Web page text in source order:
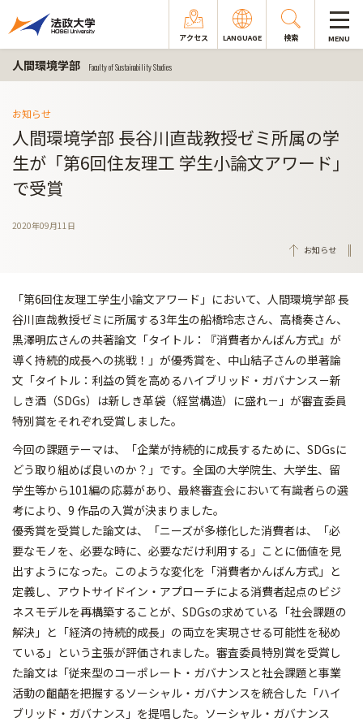
アクセス LANGUAGE 検索 MENU
人間環境学部 Faculty of Sustainability Studies
お知らせ
人間環境学部 長谷川直哉教授ゼミ所属の学
生が「第6回住友理工 学生小論文アワード」
で受賞
2020年09月11日
お知らせ
「第6回住友理工学生小論文アワード」において、人間環境学部 長
谷川直哉教授ゼミに所属する3年生の船橋玲志さん、高橋奏さん、
黒澤明広さんの共著論文「タイトル：『消費者かんばん方式』が
導く持続的成長への挑戦！」が優秀賞を、中山結子さんの単著論
文「タイトル：利益の質を高めるハイブリッド・ガバナンス－新
しき酒（SDGs）は新しき革袋（経営構造）に盛れ－」が審査委員
特別賞をそれぞれ受賞しました。
今回の課題テーマは、「企業が持続的に成長するために、SDGsに
どう取り組めば良いのか？」です。全国の大学院生、大学生、留
学生等から101編の応募があり、最終審査会において有識者らの選
考により、9 作品の入賞が決まりました。
優秀賞を受賞した論文は、「ニーズが多様化した消費者は、「必
要なモノを、必要な時に、必要なだけ利用する」ことに価値を見
出すようになった。このような変化を「消費者かんばん方式」と
定義し、アウトサイドイン・アプローチによる消費者起点のビジ
ネスモデルを再構築することが、SDGsの求めている「社会課題の
解決」と「経済の持続的成長」の両立を実現させる可能性を秘め
ている」という主張が評価されました。審査委員特別賞を受賞し
た論文は「従来型のコーポレート・ガバナンスと社会課題と事業
活動の齟齬を把握するソーシャル・ガバナンスを統合した「ハイ
ブリッド・ガバナンス」を提唱した。ソーシャル・ガバナンス